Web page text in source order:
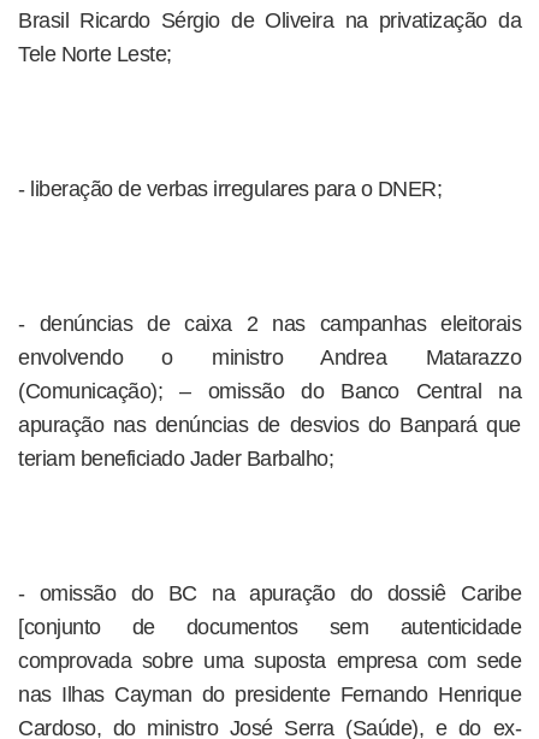
Brasil Ricardo Sérgio de Oliveira na privatização da
Tele Norte Leste;
- liberação de verbas irregulares para o DNER;
- denúncias de caixa 2 nas campanhas eleitorais
envolvendo o ministro Andrea Matarazzo
(Comunicação); – omissão do Banco Central na
apuração nas denúncias de desvios do Banpará que
teriam beneficiado Jader Barbalho;
- omissão do BC na apuração do dossiê Caribe
[conjunto de documentos sem autenticidade
comprovada sobre uma suposta empresa com sede
nas Ilhas Cayman do presidente Fernando Henrique
Cardoso, do ministro José Serra (Saúde), e do ex-